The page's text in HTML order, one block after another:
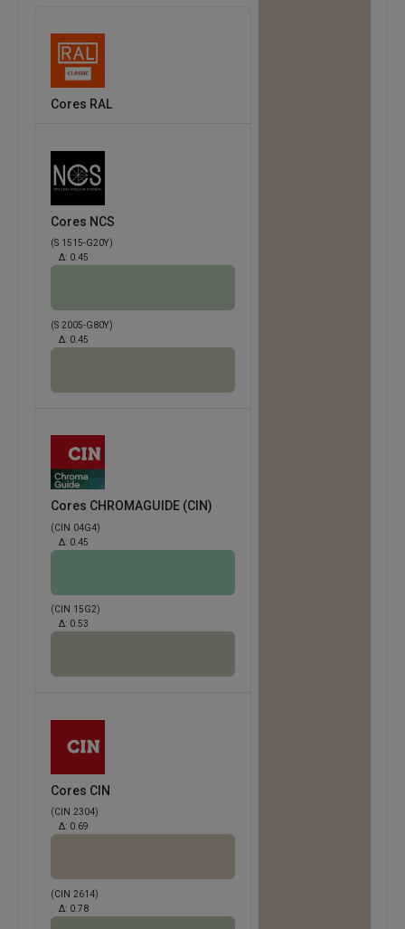
Cores RAL
Cores NCS
(S 1515-G20Y)
Δ: 0.45
(S 2005-G80Y)
Δ: 0.45
Cores CHROMAGUIDE (CIN)
(CIN 04G4)
Δ: 0.45
(CIN 15G2)
Δ: 0.53
Cores CIN
(CIN 2304)
Δ: 0.69
(CIN 2614)
Δ: 0.78